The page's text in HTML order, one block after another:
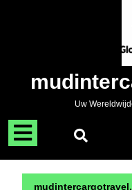
Uw
Menu
openen